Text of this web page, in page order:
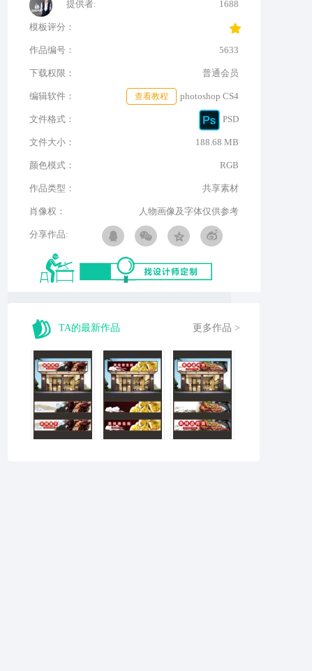
提供者: 1688
模板评分：
作品编号： 5633
下载权限： 普通会员
编辑软件： photoshop CS4
查看教程
文件格式： PSD
文件大小： 188.68 MB
颜色模式： RGB
作品类型： 共享素材
肖像权： 人物画像及字体仅供参考
分享作品:
TA的最新作品 更多作品 >